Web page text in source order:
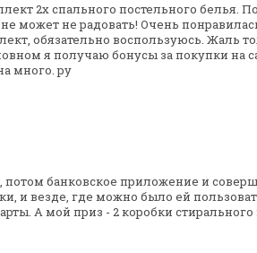
2х спального постельного белья.
может не радовать! Очень
обязательно воспользуюсь. Жаль
я получаю бонусы за покупки на
много. ру
потом банковское приложение и
и везде, где можно было ей
Амой приз - 2 коробки